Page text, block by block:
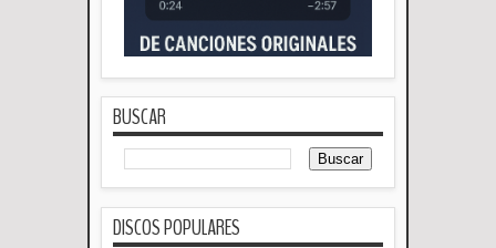
BUSCAR
DISCOS POPULARES